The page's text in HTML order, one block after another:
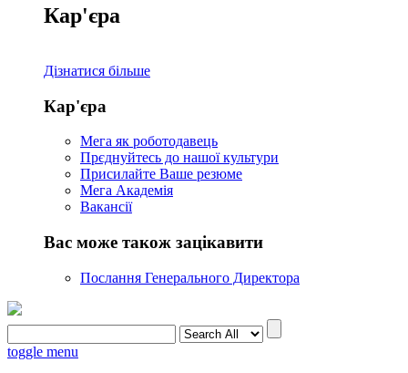
Кар'єра
Дізнатися більше
Кар'єра
Мега як роботодавець
Прєднуйтесь до нашої культури
Присилайте Ваше резюме
Мега Академія
Вакансії
Вас може також зацікавити
Послання Генерального Директора
toggle menu